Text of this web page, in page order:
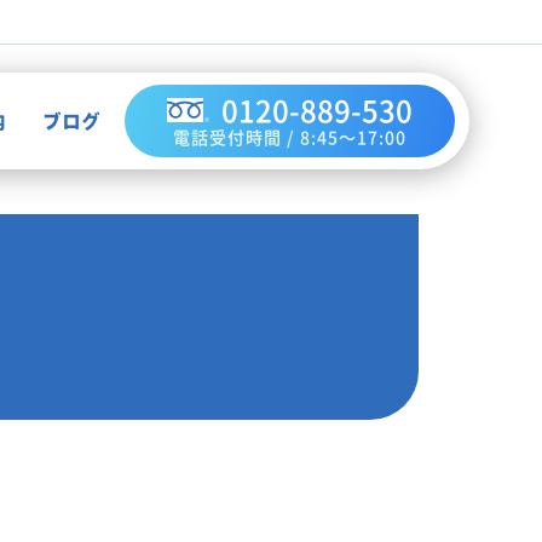
ブログ 0120-889-530
電話受付時間 / 8:45～17:00